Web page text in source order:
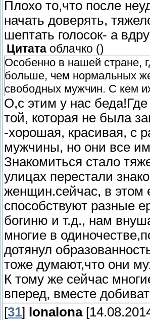
Плохо то,что после
начать доверять,
шептать голосок- а
Цитата облачко ()
Особенно в нашей стране,
больше, чем нормальных
свободных мужчин. С кем
О,с этим у нас
той, которая не была
-хорошая, красивая, с
мужчины, но они все
Знакомиться стало
улицах перестали
женщин.сейчас, в этом
способствуют разные
богиню и т.д., нам
многие в
дотянул
тоже думают,что они
К тому же сейчас
вперед, вместе
[31] lonalona